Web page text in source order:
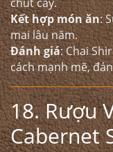
Kết hợp món ăn:
mai lâu năm.
Đánh giá: Chai
cách mạnh mẽ,
18. Rượu
Cabernet